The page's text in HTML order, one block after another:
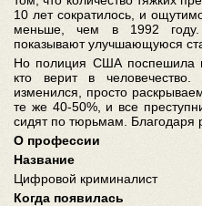
10 лет сократилось, и
меньше, чем в 1992 году.
показывают улучшающуюся
Но полиция США поспешила
кто верит в
изменился, просто
те же 40-50%, и все
сидят по тюрьмам. Благодаря
О профессии
Название
Цифровой криминалист
Когда появилась